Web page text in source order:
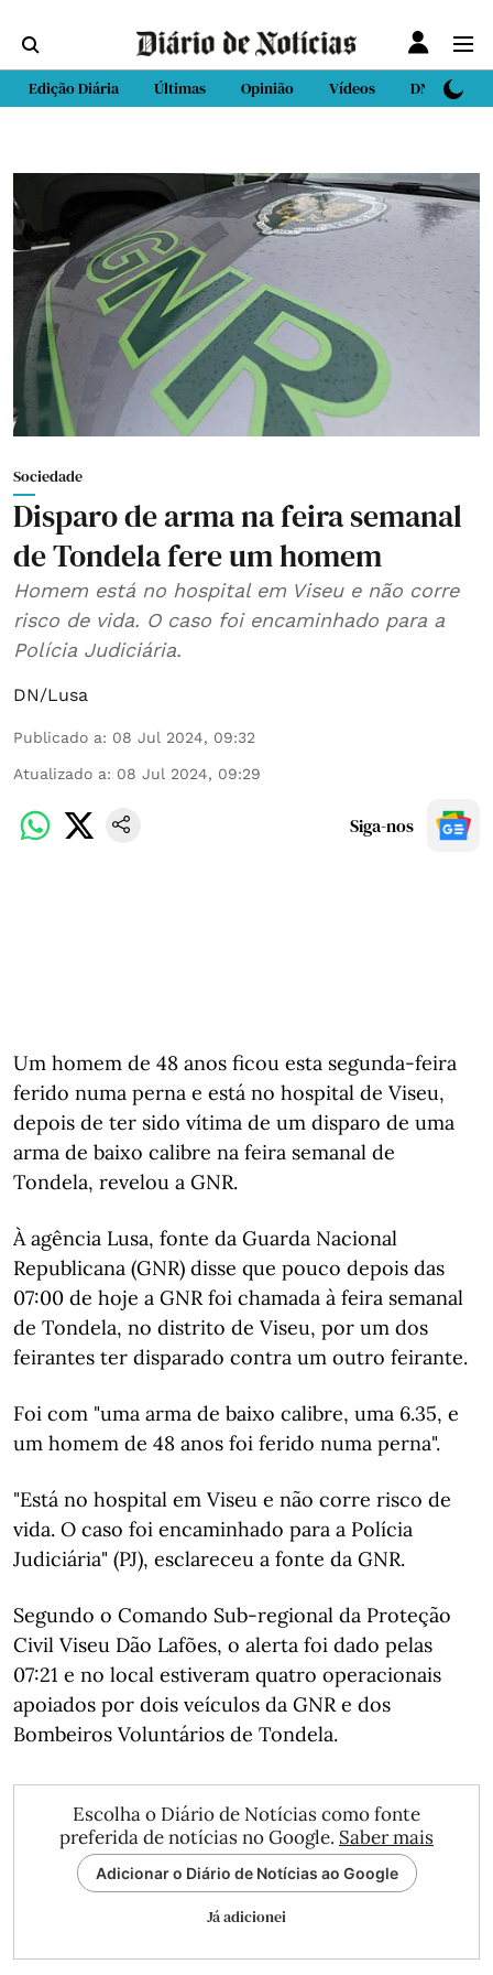
Edição Diária Últimas Opinião Vídeos DN Sport
Sociedade
Disparo de arma na feira semanal
de Tondela fere um homem
Homem está no hospital em Viseu e não corre
risco de vida. O caso foi encaminhado para a
Polícia Judiciária.
DN/Lusa
Publicado a: 08 Jul 2024, 09:32
Atualizado a: 08 Jul 2024, 09:29
Siga-nos
Um homem de 48 anos ficou esta segunda-feira
ferido numa perna e está no hospital de Viseu,
depois de ter sido vítima de um disparo de uma
arma de baixo calibre na feira semanal de
Tondela, revelou a GNR.
À agência Lusa, fonte da Guarda Nacional
Republicana (GNR) disse que pouco depois das
07:00 de hoje a GNR foi chamada à feira semanal
de Tondela, no distrito de Viseu, por um dos
feirantes ter disparado contra um outro feirante.
Foi com "uma arma de baixo calibre, uma 6.35, e
um homem de 48 anos foi ferido numa perna".
"Está no hospital em Viseu e não corre risco de
vida. O caso foi encaminhado para a Polícia
Judiciária" (PJ), esclareceu a fonte da GNR.
Segundo o Comando Sub-regional da Proteção
Civil Viseu Dão Lafões, o alerta foi dado pelas
07:21 e no local estiveram quatro operacionais
apoiados por dois veículos da GNR e dos
Bombeiros Voluntários de Tondela.
Escolha o Diário de Notícias como fonte
preferida de notícias no Google. Saber mais
Adicionar o Diário de Notícias ao Google
Já adicionei